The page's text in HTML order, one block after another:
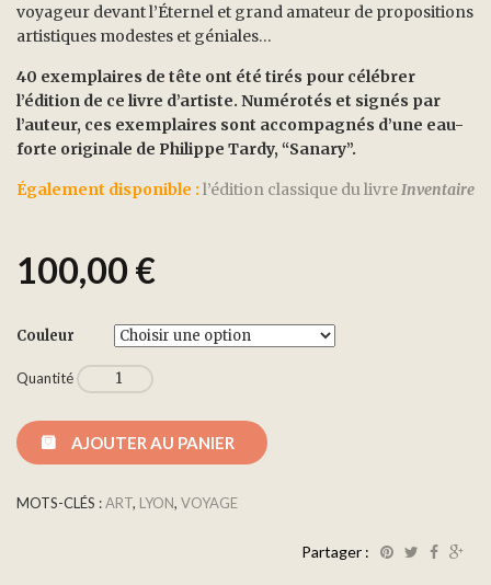
voyageur devant l’Éternel et grand amateur de propositions
artistiques modestes et géniales…
40 exemplaires de tête ont été tirés pour célébrer
l’édition de ce livre d’artiste. Numérotés et signés par
l’auteur, ces exemplaires sont accompagnés d’une eau-
forte originale de Philippe Tardy, “Sanary”.
Également disponible : l’édition classique du livreInventaire
100,00€
Couleur
Quantité
AJOUTER AU PANIER
MOTS-CLÉS :ART, LYON, VOYAGE
Partager :